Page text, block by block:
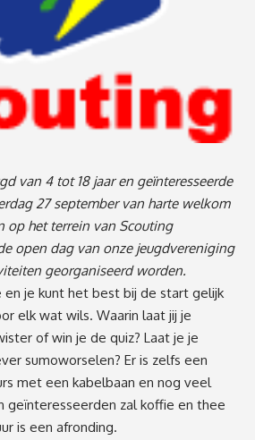
van 4 tot 18 jaar en geïnteresseerde
27 september van harte welkom
op het terrein van Scouting
open dag van onze jeugdvereniging
georganiseerd worden.
en je kunt het best bij de start gelijk
elk wat wils. Waarin laat jij je
of win je de quiz? Laat je je
sumoworselen? Er is zelfs een
met een kabelbaan en nog veel
geïnteresseerden zal koffie en thee
is een afronding.